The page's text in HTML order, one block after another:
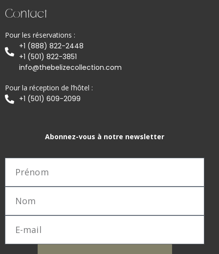
Contact
Pour les réservations :
+1 (888) 822-2448
+1 (501) 822-3851
info@thebelizecollection.com
Pour la réception de l’hôtel :
+1 (501) 609-2099
Abonnez-vous à notre newsletter